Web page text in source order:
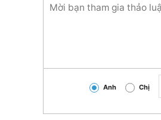
Anh Chị